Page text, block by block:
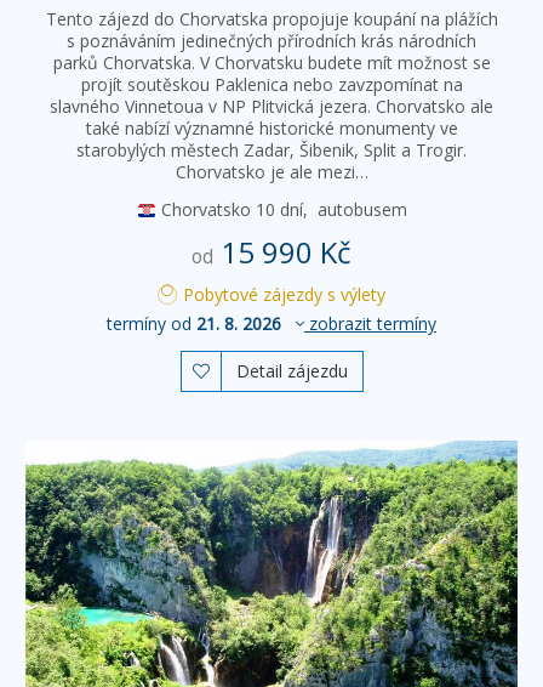
Tento zájezd do Chorvatska propojuje koupání na plážích
s poznáváním jedinečných přírodních krás národních
parků Chorvatska. V Chorvatsku budete mít možnost se
projít soutěskou Paklenica nebo zavzpomínat na
slavného Vinnetoua v NP Plitvická jezera. Chorvatsko ale
také nabízí významné historické monumenty ve
starobylých městech Zadar, Šibenik, Split a Trogir.
Chorvatsko je ale mezi…
Chorvatsko 10 dní, autobusem
od 15 990 Kč
Pobytové zájezdy s výlety
termíny od 21. 8. 2026 zobrazit termíny
 Detail zájezdu